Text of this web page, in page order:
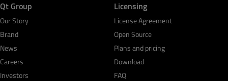
Qt Group
Our Story
Brand
News
Careers
Investors
Licensing
License Agreement
Open Source
Plans and pricing
Download
FAQ